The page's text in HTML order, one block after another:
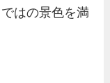
はの景色を満